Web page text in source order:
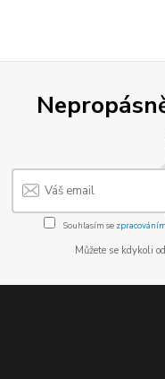
Souhlasím se
Můžete se kdykoli